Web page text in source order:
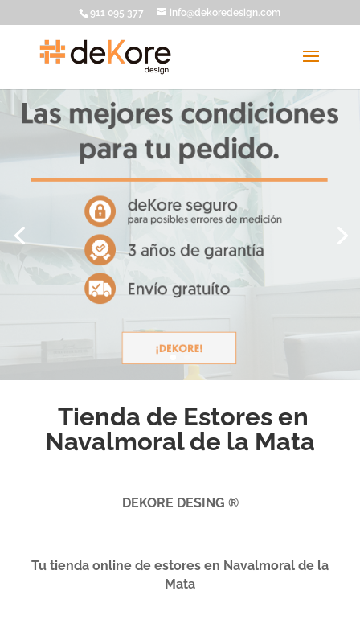
911 095 377 info@dekoredesign.com
Tienda de Estores en
Navalmoral de la Mata
DEKORE DESING ®
Tu tienda online de estores en Navalmoral de la
Mata